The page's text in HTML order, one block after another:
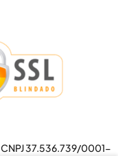
CNPJ 37.536.739/0001-